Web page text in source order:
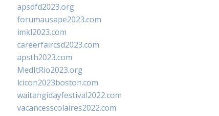
apsdfd2023.org
forumausape2023.com
imkl2023.com
careerfaircsd2023.com
apsth2023.com
MedItRio2023.org
lcicon2023boston.com
waitangidayfestival2022.com
vacancesscolaires2022.com